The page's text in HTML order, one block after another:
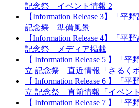
記念祭 イベント情報 2
【Information Release 3】「平
記念祭 準備風景
【Information Release 4】「平
記念祭 メディア掲載
【 Information Release 5 】「
立 記念祭 直近情報「さるくボ
【 Information Release 6 】「
立 記念祭 直前情報「イベント
【 Information Release 7 】「